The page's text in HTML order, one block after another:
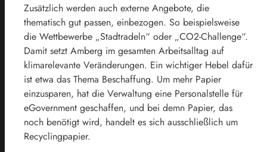
Zusätzlich werden auch externe Angebote, die
thematisch gut passen, einbezogen. So beispielsweise
die Wettbewerbe „Stadtradeln“ oder „CO2-Challenge“.
Damit setzt Amberg im gesamten Arbeitsalltag auf
klimarelevante Veränderungen. Ein wichtiger Hebel dafür
ist etwa das Thema Beschaffung. Um mehr Papier
einzusparen, hat die Verwaltung eine Personalstelle für
eGovernment geschaffen, und bei demn Papier, das
noch benötigt wird, handelt es sich ausschließlich um
Recyclingpapier.